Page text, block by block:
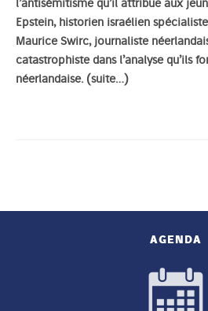
l’antisémitisme qu’il attribue aux
Epstein, historien israélien
Maurice Swirc, journaliste
catastrophiste dans l’analyse qu’ils
néerlandaise. (suite…)
AGENDA